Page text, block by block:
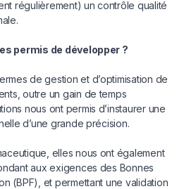
régulièrement) un contrôle qualité
permis de développer ?
de gestion et d’optimisation de
outre un gain de temps
nous ont permis d’instaurer une
d’une grande précision.
elles nous ont également
aux exigences des Bonnes
(BPF), et permettant une validation